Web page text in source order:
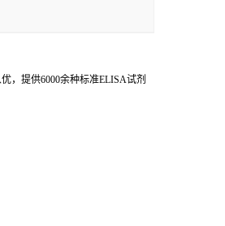
，提供6000余种标准ELISA试剂